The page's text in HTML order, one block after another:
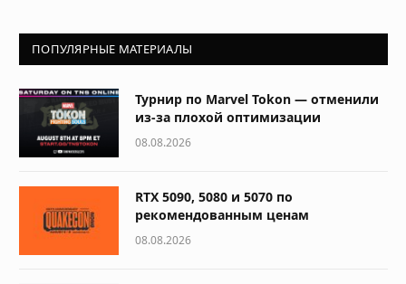
ПОПУЛЯРНЫЕ МАТЕРИАЛЫ
Турнир по Marvel Tokon — отменили
из-за плохой оптимизации
08.08.2026
RTX 5090, 5080 и 5070 по
рекомендованным ценам
08.08.2026